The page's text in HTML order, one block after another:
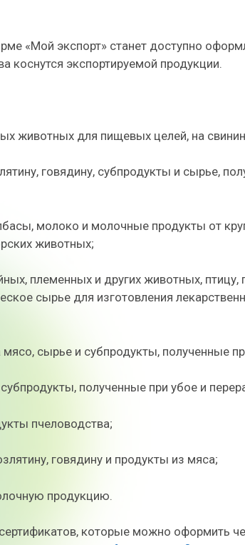
«Мой экспорт» станет доступно
коснутся экспортируемой продукции.
животных для пищевых целей, на
говядину, субпродукты и сырье,
молоко и молочные продукты от
животных;
племенных и других животных,
сырье для изготовления
сырье и субпродукты, полученные
полученные при убое и
пчеловодства;
говядину и продукты из мяса;
продукцию.
которые можно оформить